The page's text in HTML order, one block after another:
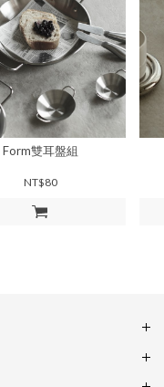
加入購物車
Form雙耳盤組
NT$80